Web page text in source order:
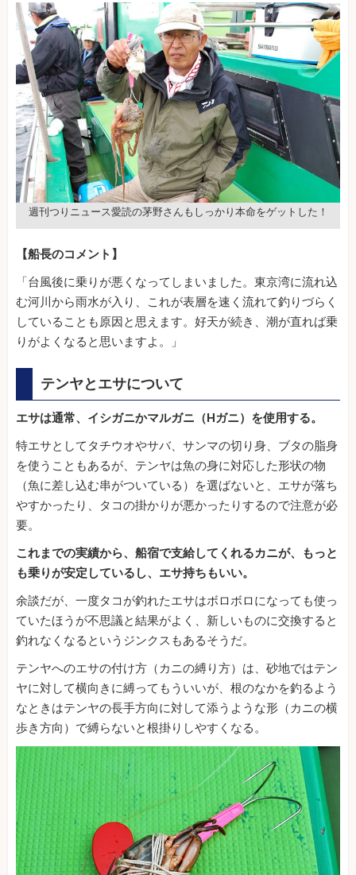
週刊つりニュース愛読の茅野さんもしっかり本命をゲットした！
【船長のコメント】
「台風後に乗りが悪くなってしまいました。東京湾に流れ込
む河川から雨水が入り、これが表層を速く流れて釣りづらく
していることも原因と思えます。好天が続き、潮が直れば乗
りがよくなると思いますよ。」
テンヤとエサについて
エサは通常、イシガニかマルガニ（Hガニ）を使用する。
特エサとしてタチウオやサバ、サンマの切り身、ブタの脂身
を使うこともあるが、テンヤは魚の身に対応した形状の物
（魚に差し込む串がついている）を選ばないと、エサが落ち
やすかったり、タコの掛かりが悪かったりするので注意が必
要。
これまでの実績から、船宿で支給してくれるカニが、もっと
も乗りが安定しているし、エサ持ちもいい。
余談だが、一度タコが釣れたエサはボロボロになっても使っ
ていたほうが不思議と結果がよく、新しいものに交換すると
釣れなくなるというジンクスもあるそうだ。
テンヤへのエサの付け方（カニの縛り方）は、砂地ではテン
ヤに対して横向きに縛ってもういいが、根のなかを釣るよう
なときはテンヤの長手方向に対して添うような形（カニの横
歩き方向）で縛らないと根掛りしやすくなる。